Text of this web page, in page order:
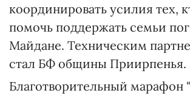
координировать усилия тех,
помочь поддержать семьи
Майдане. Техническим
стал БФ общины Приирпенья.
Благотворительный марафон